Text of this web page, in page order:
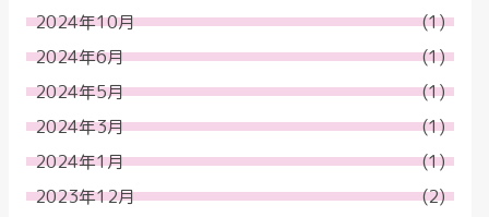
2024年10月
(1)
2024年6月
(1)
2024年5月
(1)
2024年3月
(1)
2024年1月
(1)
2023年12月
(2)